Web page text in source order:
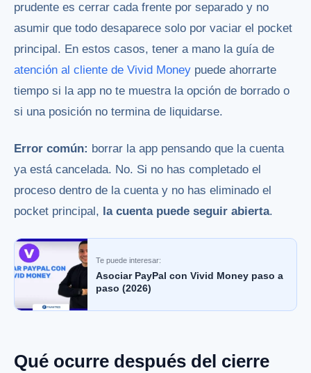
prudente es cerrar cada frente por separado y no
asumir que todo desaparece solo por vaciar el pocket
principal. En estos casos, tener a mano la guía de
atención al cliente de Vivid Money puede ahorrarte
tiempo si la app no te muestra la opción de borrado o
si una posición no termina de liquidarse.
Error común: borrar la app pensando que la cuenta
ya está cancelada. No. Si no has completado el
proceso dentro de la cuenta y no has eliminado el
pocket principal, la cuenta puede seguir abierta.
Te puede interesar:
Asociar PayPal con Vivid Money paso a
paso (2026)
Qué ocurre después del cierre